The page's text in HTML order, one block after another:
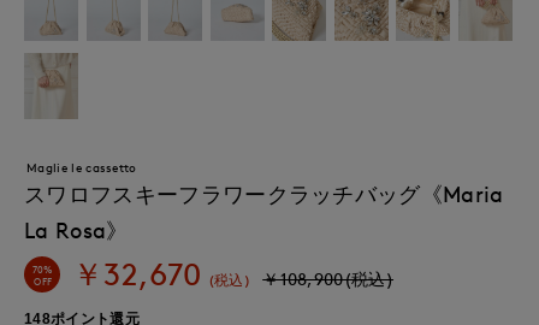
Maglie le cassetto
スワロフスキーフラワークラッチバッグ《Maria
La Rosa》
70%
OFF ￥32,670 (税込) ￥108,900(税込)
148ポイント還元